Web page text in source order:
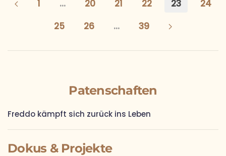
1 … 20 21 22 23
24
25
26 … 39
Patenschaften
Freddo kämpft sich zurück ins Leben
Dokus & Projekte